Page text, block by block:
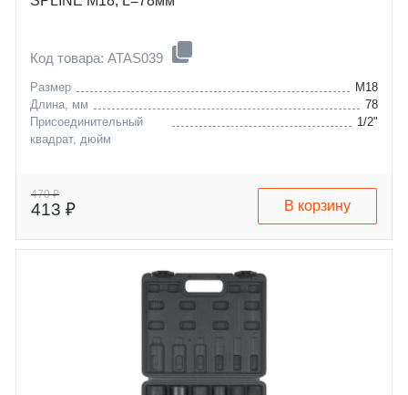
Код товара: ATAS039
Размер
M18
Длина, мм
78
Присоединительный
квадрат, дюйм
1/2"
470 ₽
413 ₽ В корзину